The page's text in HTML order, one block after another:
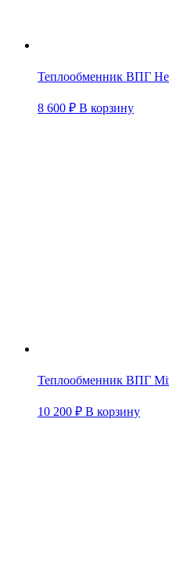
Теплообменник ВПГ
8 600 ₽ В корзину
Теплообменник ВПГ
10 200 ₽ В корзину